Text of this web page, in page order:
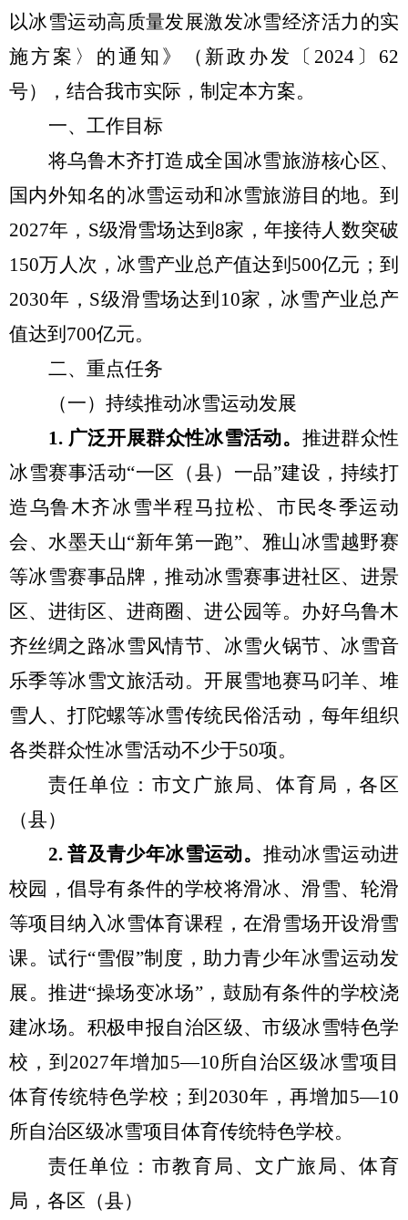
以冰雪运动高质量发展激发冰雪经济活力的实
施方案〉的通知》（新政办发
〔 2024 〕 62
号）
，结合我市实际，制定本方案。
一、工作目标
将乌鲁木齐打造成全国冰雪旅游核心区、
国内外知名的冰雪运动和冰雪旅游目的地。 到
2027年， S级滑雪场达到8家 ，年接待人数突破
150万人次，冰雪产业总产值达到 500亿元；到
2030年， S级滑雪场达到 10家，冰雪产业总产
值达到 700亿元。
二、 重点任务
（一） 持续推动冰雪运动发展
1. 广泛开展群众性冰雪活动。 推进群众性
冰雪赛事活动“一区（县）一品”建设， 持续打
造乌鲁木齐冰雪半程马拉松、市民冬季运动
会、水墨天山“新年第一跑”、雅山冰雪越野赛
等冰雪赛事品牌 ，推动冰雪赛事进社区、 进景
区、进街区、进商圈、进公园等。 办好乌鲁木
齐丝绸之路冰雪风情节、冰雪火锅节、冰雪音
乐季等冰雪文旅活动。开展雪地赛马叼羊、堆
雪人、打陀螺等冰雪传统民俗活动 ， 每年组织
各类群众性冰雪活动不少于50项。
责任单位：市文 广旅局、体育局 ，各区
（县）
2. 普及青少年冰雪运动。 推动冰雪运动进
校园，倡导有条件的学校将滑冰、滑雪、轮滑
等项目纳入冰雪体育课程，在滑雪场开设滑雪
课。试行“雪假”制度，助力青少年冰雪运动发
展。推进“操场变冰场”，鼓励有条件的学校浇
建冰场。积极申报自治区级、市级冰雪特色学
校，到 2027年增加5—10所自治区级冰雪项目
体育传统特色学校；到 2030年，再增加5—10
所自治区级冰雪项目体育传统特色学校。
责任单位：市教育局 、文 广旅局 、体育
局，各区（县）